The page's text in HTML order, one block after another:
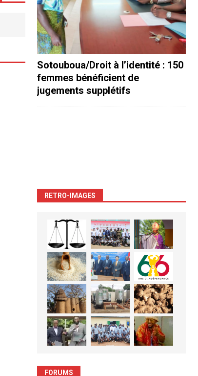
Sotouboua/Droit à l’identité : 150
femmes bénéficient de
jugements supplétifs
RETRO-IMAGES
FORUMS